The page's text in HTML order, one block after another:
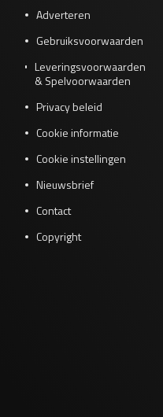
Adverteren
Gebruiksvoorwaarden
Leveringsvoorwaarden
& Spelvoorwaarden
Privacy beleid
Cookie informatie
Cookie instellingen
Nieuwsbrief
Contact
Copyright